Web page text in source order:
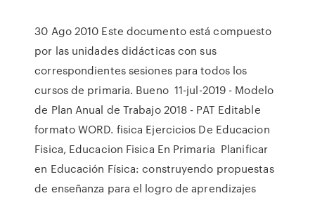
30 Ago 2010 Este documento está compuesto
por las unidades didácticas con sus
correspondientes sesiones para todos los
cursos de primaria. Bueno 11-jul-2019 - Modelo
de Plan Anual de Trabajo 2018 - PAT Editable
formato WORD. fisica Ejercicios De Educacion
Fisica, Educacion Fisica En Primaria Planificar
en Educación Física: construyendo propuestas
de enseñanza para el logro de aprendizajes